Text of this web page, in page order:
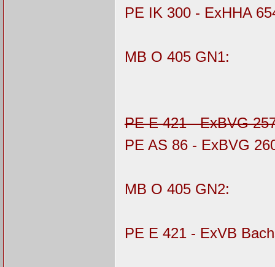
PE IK 300 - ExHHA
MB O 405 GN1:
PE E 421 - ExBVG
PE AS 86 - ExBVG
MB O 405 GN2:
PE E 421 - ExVB